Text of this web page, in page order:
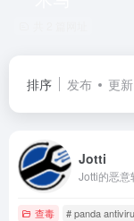
排序 发布 更新
Jotti
查毒 # panda